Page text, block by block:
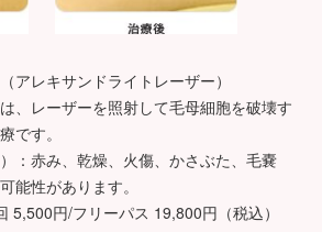
アレキサンドライトレーザー）
、レーザーを照射して毛母細胞を破壊す
です。
：赤み、乾燥、火傷、かさぶた、毛嚢
能性があります。
円/フリーパス 19,800円（税込）